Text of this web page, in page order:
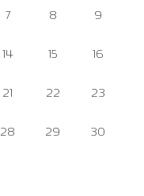
7 8 9
14 15 16
21 22 23
28 29 30